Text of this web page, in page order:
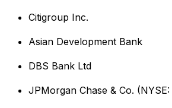
Citigroup Inc.
Asian Development Bank
DBS Bank Ltd
JPMorgan Chase & Co.